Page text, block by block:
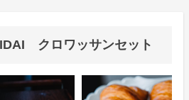
クロワッサンセット